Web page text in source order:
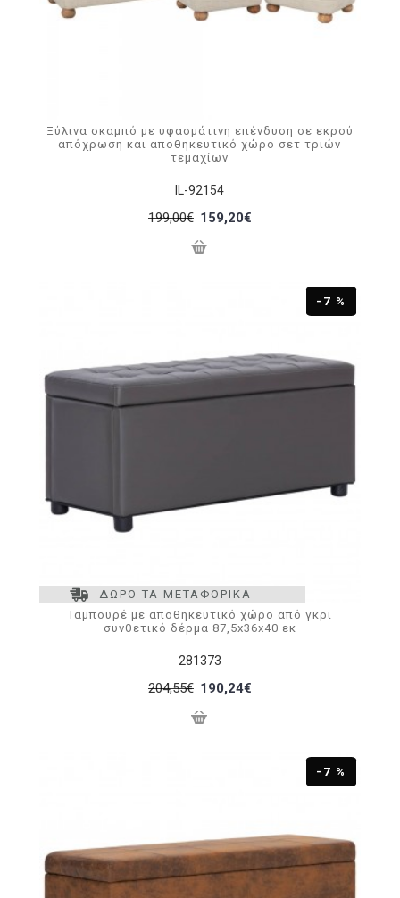
IL-92154
Ξύλινα σκαμπό με υφασμάτινη επένδυση σε εκρού
απόχρωση και αποθηκευτικό χώρο σετ τριών
τεμαχίων
199,00€ 159,20€
ΔΩΡΟ ΤΑ ΜΕΤΑΦΟΡΙΚΑ
-7 %
281373
Ταμπουρέ με αποθηκευτικό χώρο από γκρι
συνθετικό δέρμα 87,5x36x40 εκ
204,55€ 190,24€
-7 %